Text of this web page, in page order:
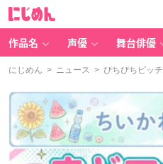
作品名 声優 舞台俳優
にじめん > ニュース > ぴちぴちピッチ